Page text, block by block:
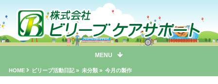
MENU
HOME ビリーブ活動日記 » 未分類 » 今月の製作